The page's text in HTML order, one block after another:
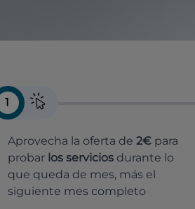
1
Aprovecha la oferta de 2€ para
probar los servicios durante lo
que queda de mes, más el
siguiente mes completo